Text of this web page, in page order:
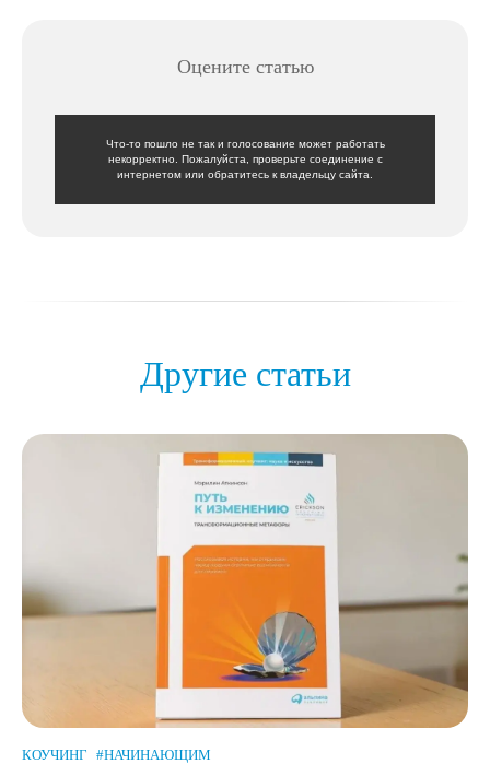
Оцените статью
Что-то пошло не так и голосование может работать
некорректно. Пожалуйста, проверьте соединение с
интернетом или обратитесь к владельцу сайта.
Другие статьи
КОУЧИНГ #НАЧИНАЮЩИМ